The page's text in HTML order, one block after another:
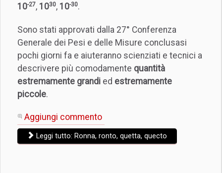
10-27, 1030, 10-30.
Sono stati approvati dalla 27° Conferenza
Generale dei Pesi e delle Misure conclusasi
pochi giorni fa e aiuteranno scienziati e tecnici a
descrivere più comodamente quantità
estremamente grandi ed estremamente
piccole.
Aggiungi commento
Leggi tutto: Ronna, ronto, quetta, quecto